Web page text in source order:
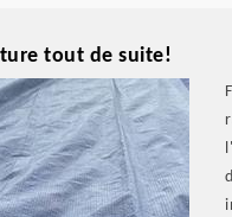
tout de suite!